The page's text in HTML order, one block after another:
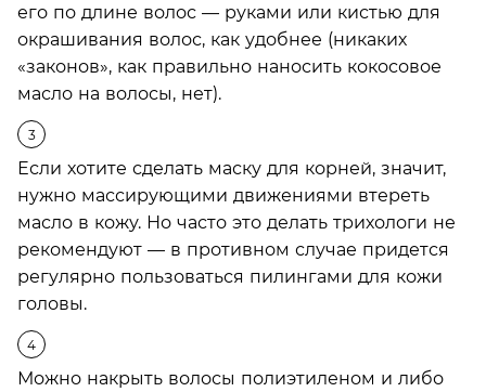
его по длине волос — руками или кистью для
окрашивания волос, как удобнее (никаких
«законов», как правильно наносить кокосовое
масло на волосы, нет).
Если хотите сделать маску для корней, значит,
нужно массирующими движениями втереть
масло в кожу. Но часто это делать трихологи не
рекомендуют — в противном случае придется
регулярно пользоваться пилингами для кожи
головы.
Можно накрыть волосы полиэтиленом и либо